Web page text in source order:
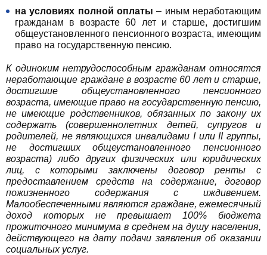
на условиях полной оплаты– иным неработающим
гражданам в возрасте 60 лет и старше, достигшим
общеустановленного пенсионного возраста, имеющим
право на государственную пенсию.
К одиноким нетрудоспособным гражданам относятся
неработающие граждане в возрасте 60 лет и старше,
достигшие общеустановленного пенсионного
возраста, имеющие право на государственную пенсию,
не имеющие родственников, обязанных по закону их
содержать (совершеннолетних детей, супругов и
родителей, не являющихся инвалидами I или II группы,
не достигших общеустановленного пенсионного
возраста) либо других физических или юридических
лиц, с которыми заключены договор ренты с
предоставлением средств на содержание, договор
пожизненного содержания с иждивением.
Малообеспеченными являются граждане, ежемесячный
доход которых не превышает 100% бюджета
прожиточного минимума в среднем на душу населения,
действующего на дату подачи заявления об оказании
социальных услуг.